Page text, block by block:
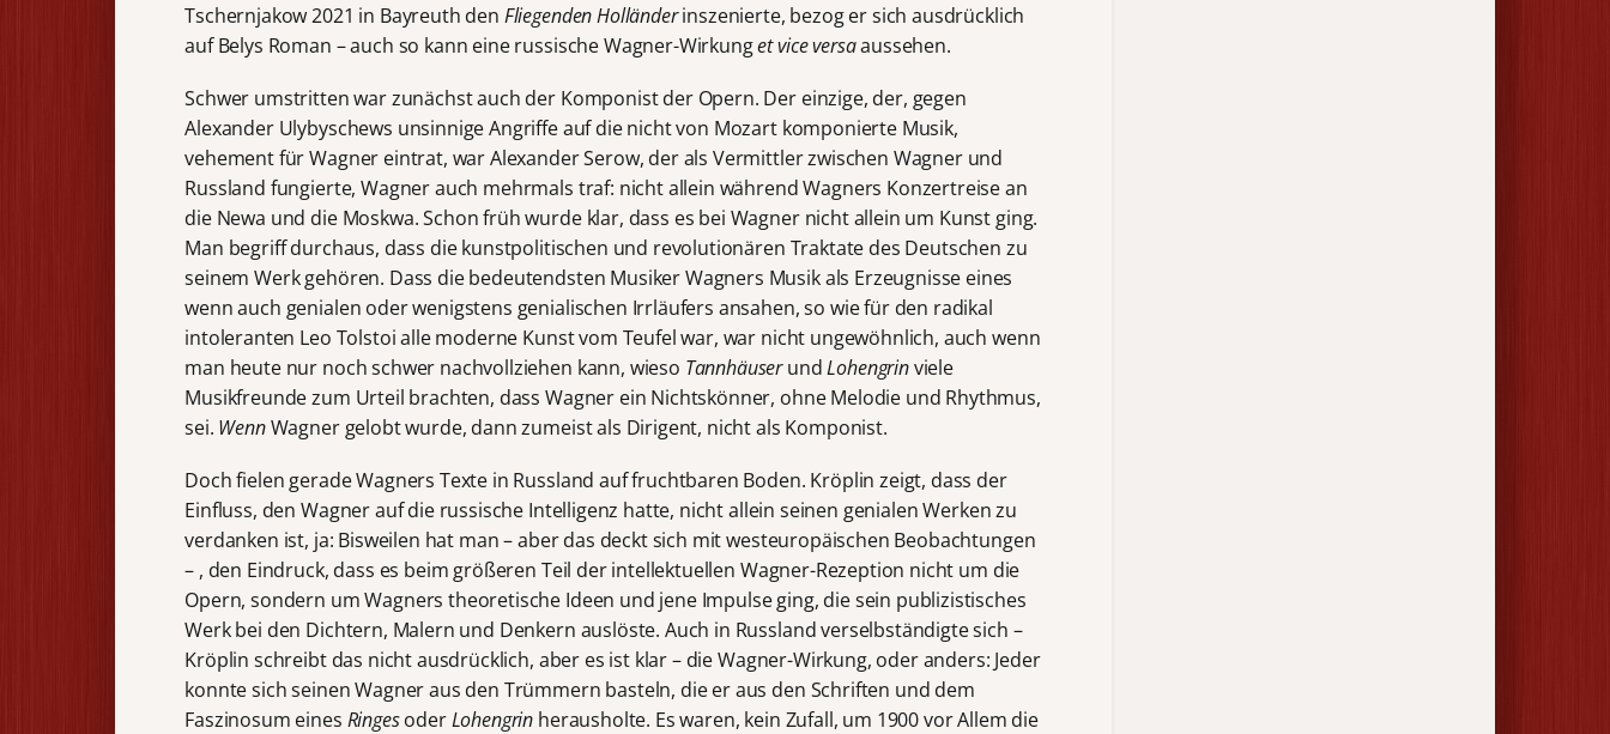
Tschernjakow 2021 in Bayreuth den Fliegenden Holländerinszenierte, bezog er sich ausdrücklich
auf Belys Roman – auch so kann eine russische Wagner-Wirkunget vice versaaussehen.
Schwer umstritten war zunächst auch der Komponist der Opern. Der einzige, der, gegen
Alexander Ulybyschews unsinnige Angriffe auf die nicht von Mozart komponierte Musik,
vehement für Wagner eintrat, war Alexander Serow, der als Vermittler zwischen Wagner und
Russland fungierte, Wagner auch mehrmals traf: nicht allein während Wagners Konzertreise an
die Newa und die Moskwa. Schon früh wurde klar, dass es bei Wagner nicht allein um Kunst ging.
Man begriff durchaus, dass die kunstpolitischen und revolutionären Traktate des Deutschen zu
seinem Werk gehören. Dass die bedeutendsten Musiker Wagners Musik als Erzeugnisse eines
wenn auch genialen oder wenigstens genialischen Irrläufers ansahen, so wie für den radikal
intoleranten Leo Tolstoi alle moderne Kunst vom Teufel war, war nicht ungewöhnlich, auch wenn
man heute nur noch schwer nachvollziehen kann, wieso TannhäuserundLohengrinviele
Musikfreunde zum Urteil brachten, dass Wagner ein Nichtskönner, ohne Melodie und Rhythmus,
sei. WennWagner gelobt wurde, dann zumeist als Dirigent, nicht als Komponist.
Doch fielen gerade Wagners Texte in Russland auf fruchtbaren Boden. Kröplin zeigt, dass der
Einfluss, den Wagner auf die russische Intelligenz hatte, nicht allein seinen genialen Werken zu
verdanken ist, ja: Bisweilen hat man – aber das deckt sich mit westeuropäischen Beobachtungen
– , den Eindruck, dass es beim größeren Teil der intellektuellen Wagner-Rezeption nicht um die
Opern, sondern um Wagners theoretische Ideen und jene Impulse ging, die sein publizistisches
Werk bei den Dichtern, Malern und Denkern auslöste. Auch in Russland verselbständigte sich –
Kröplin schreibt das nicht ausdrücklich, aber es ist klar – die Wagner-Wirkung, oder anders: Jeder
konnte sich seinen Wagner aus den Trümmern basteln, die er aus den Schriften und dem
Faszinosum eines RingesoderLohengrin herausholte. Es waren, kein Zufall, um 1900 vor Allem die